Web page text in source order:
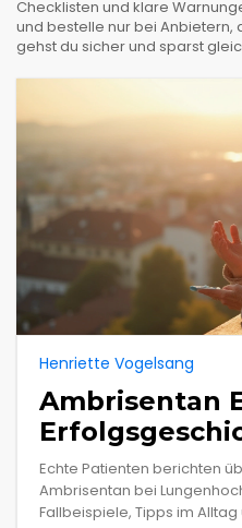
Checklisten und klare
und bestelle nur bei Anbietern,
gehst du sicher und sparst
Henriette Vogelsang
Ambrisentan
bei
Echte Patienten berichten
Ambrisentan bei
Fallbeispiele, Tipps im